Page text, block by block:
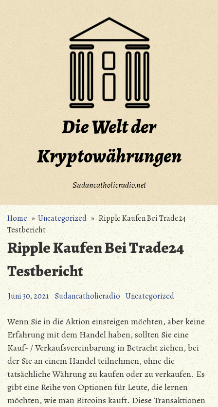
to
Die Welt der
Kryptowährungen
Sudancatholicradio.net
Home»Uncategorized» Ripple Kaufen Bei Trade24
Testbericht
Ripple Kaufen Bei Trade24
Testbericht
Juni 30, 2021 Sudancatholicradio Uncategorized
Wenn Sie in die Aktion einsteigen möchten, aber keine
Erfahrung mit dem Handel haben, sollten Sie eine
Kauf- / Verkaufsvereinbarung in Betracht ziehen, bei
der Sie an einem Handel teilnehmen, ohne die
tatsächliche Währung zu kaufen oder zu verkaufen. Es
gibt eine Reihe von Optionen für Leute, die lernen
möchten, wie man Bitcoins kauft. Diese Transaktionen